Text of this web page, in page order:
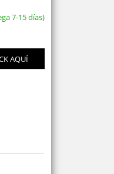
7-15 días)
AQUÍ